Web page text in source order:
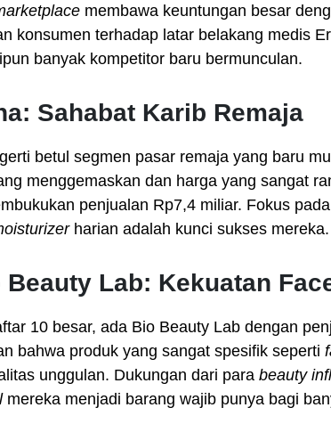
membawa keuntungan besar
konsumen terhadap latar belakang medis
banyak kompetitor baru bermunculan.
Sahabat Karib Remaja
betul segmen pasar remaja yang baru
menggemaskan dan harga yang sangat
penjualan Rp7,4 miliar. Fokus
harian adalah kunci sukses mereka.
Beauty Lab: Kekuatan
10 besar, ada Bio Beauty Lab dengan
bahwa produk yang sangat spesifik seperti
unggulan. Dukungan dari para beauty
mereka menjadi barang wajib punya bagi